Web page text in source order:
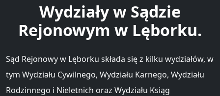
Wydziały w Sądzie
Rejonowym w Lęborku.
Sąd Rejonowy w Lęborku składa się z kilku wydziałów, w
tym Wydziału Cywilnego, Wydziału Karnego, Wydziału
Rodzinnego i Nieletnich oraz Wydziału Ksiąg